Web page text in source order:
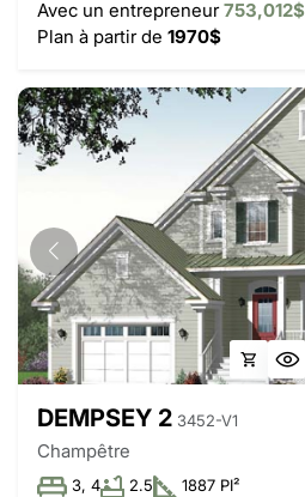
Avec un entrepreneur753,012$
Plan à partir de 1970$
DEMPSEY 2 3452-V1
Champêtre
3, 4 2.5 1887 PI²